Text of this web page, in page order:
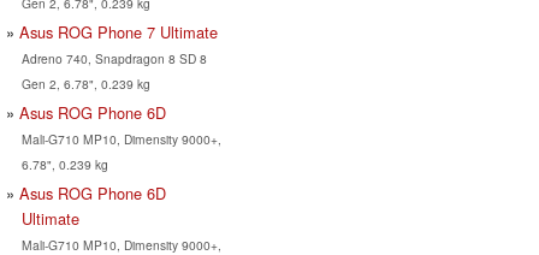
Asus ROG Phone 7 Ultimate
Adreno 740, Snapdragon 8 SD 8
Gen 2, 6.78", 0.239 kg
Asus ROG Phone 6D
Mali-G710 MP10, Dimensity 9000+,
6.78", 0.239 kg
Asus ROG Phone 6D
Ultimate
Mali-G710 MP10, Dimensity 9000+,